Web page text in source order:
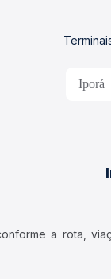
Iporá
a rota,